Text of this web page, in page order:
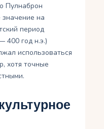
Пулнаброн
значение на
период
400 год н.э.)
использоваться
хотя точные